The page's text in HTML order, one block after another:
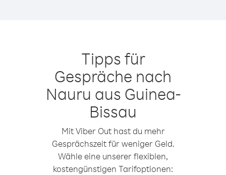
Tipps für
Gespräche nach
Nauru aus Guinea-
Bissau
Mit Viber Out hast du mehr
Gesprächszeit für weniger Geld.
Wähle eine unserer flexiblen,
kostengünstigen Tarifoptionen: